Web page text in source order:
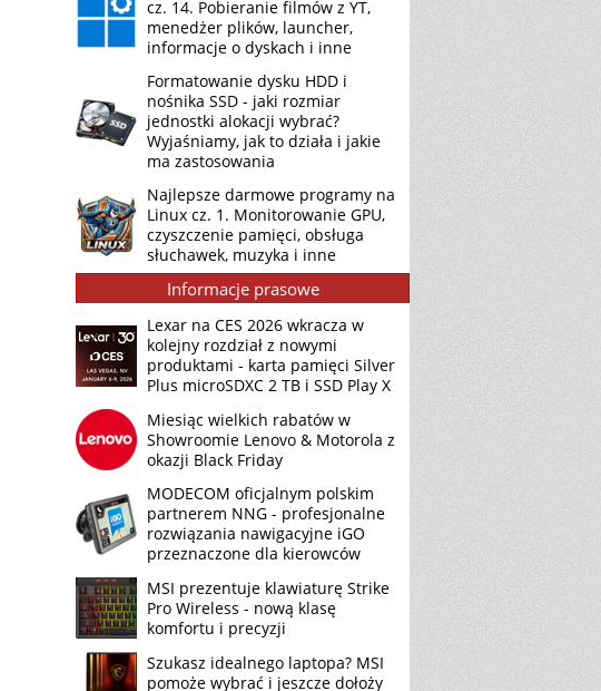
cz. 14. Pobieranie filmów z YT,
menedżer plików, launcher,
informacje o dyskach i inne
Formatowanie dysku HDD i
nośnika SSD - jaki rozmiar
jednostki alokacji wybrać?
Wyjaśniamy, jak to działa i jakie
ma zastosowania
Najlepsze darmowe programy na
Linux cz. 1. Monitorowanie GPU,
czyszczenie pamięci, obsługa
słuchawek, muzyka i inne
Informacje prasowe
Lexar na CES 2026 wkracza w
kolejny rozdział z nowymi
produktami - karta pamięci Silver
Plus microSDXC 2 TB i SSD Play X
Miesiąc wielkich rabatów w
Showroomie Lenovo & Motorola z
okazji Black Friday
MODECOM oficjalnym polskim
partnerem NNG - profesjonalne
rozwiązania nawigacyjne iGO
przeznaczone dla kierowców
MSI prezentuje klawiaturę Strike
Pro Wireless - nową klasę
komfortu i precyzji
Szukasz idealnego laptopa? MSI
pomoże wybrać i jeszcze dołoży